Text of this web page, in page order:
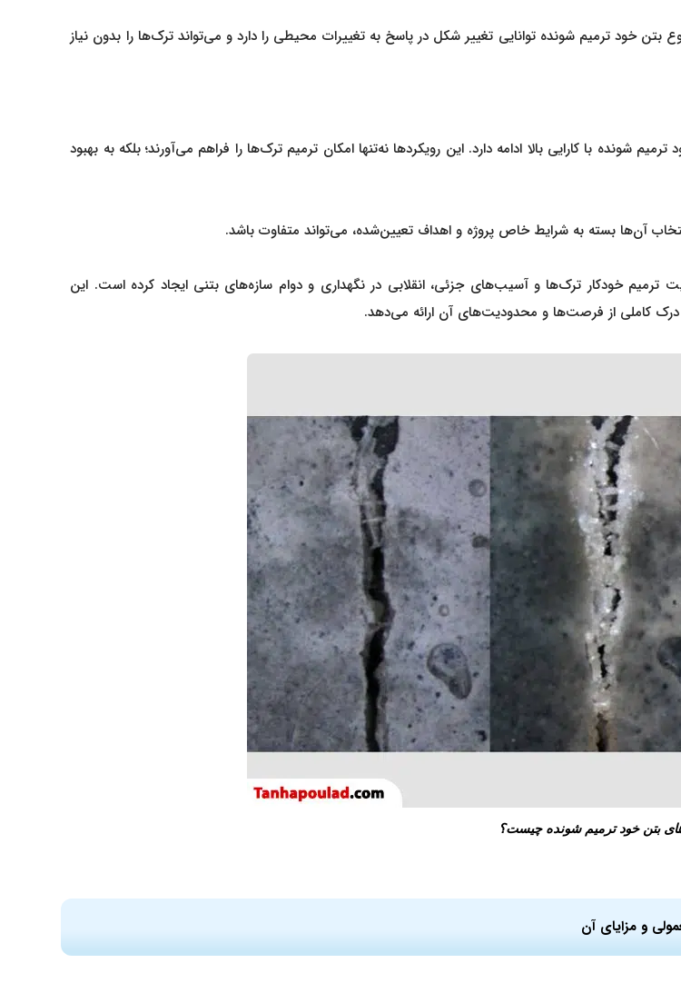
خود ترمیم شونده توانایی تغییر شکل در پاسخ به تغییرات محیطی را دارد و می‌تواند ترک‌ها را بدون نیاز
شونده با کارایی بالا ادامه دارد. این رویکردها نه‌تنها امکان ترمیم ترک‌ها را فراهم می‌آورند؛ بلکه به بهبود
آن‌ها بسته به شرایط خاص پروژه و اهداف تعیین‌شده، می‌تواند متفاوت باشد.
خودکار ترک‌ها و آسیب‌های جزئی، انقلابی در نگهداری و دوام سازه‌های بتنی ایجاد کرده است. این
درک کاملی از فرصت‌ها و محدودیت‌های آن ارائه می‌دهد.
بتن خود ترمیم شونده چیست؟
و مزایای آن